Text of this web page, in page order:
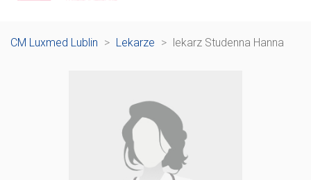
CM Luxmed Lublin > Lekarze > lekarz Studenna Hanna